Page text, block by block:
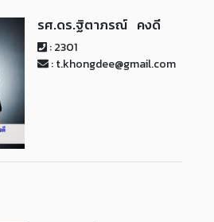
รศ.ดร.ฐิตาภรณ์ คงดี
: 2301
: t.khongdee@gmail.com